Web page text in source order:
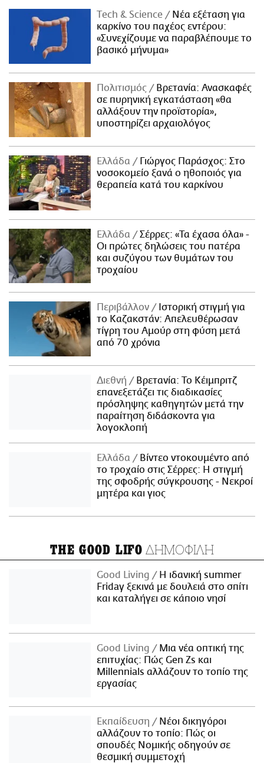
Τech & Science
Νέα εξέταση για
καρκίνο του παχέος εντέρου:
«Συνεχίζουμε να παραβλέπουμε το
βασικό μήνυμα»
Πολιτισμός
Βρετανία: Ανασκαφές
σε πυρηνική εγκατάσταση «θα
αλλάξουν την προϊστορία»,
υποστηρίζει αρχαιολόγος
Ελλάδα
Γιώργος Παράσχος: Στο
νοσοκομείο ξανά ο ηθοποιός για
θεραπεία κατά του καρκίνου
Ελλάδα
Σέρρες: «Τα έχασα όλα» -
Οι πρώτες δηλώσεις του πατέρα
και συζύγου των θυμάτων του
τροχαίου
Περιβάλλον
Ιστορική στιγμή για
το Καζακστάν: Απελευθέρωσαν
τίγρη του Αμούρ στη φύση μετά
από 70 χρόνια
Διεθνή
Βρετανία: Το Κέιμπριτζ
επανεξετάζει τις διαδικασίες
πρόσληψης καθηγητών μετά την
παραίτηση διδάσκοντα για
λογοκλοπή
Ελλάδα
Βίντεο ντοκουμέντο από
το τροχαίο στις Σέρρες: Η στιγμή
της σφοδρής σύγκρουσης - Νεκροί
μητέρα και γιος
THE GOOD LIFO ΔΗΜΟΦΙΛΗ
Good Living
Η ιδανική summer
Friday ξεκινά με δουλειά στο σπίτι
και καταλήγει σε κάποιο νησί
Good Living
Μια νέα οπτική της
επιτυχίας: Πώς Gen Zs και
Millennials αλλάζουν το τοπίο της
εργασίας
Εκπαίδευση
Νέοι δικηγόροι
αλλάζουν το τοπίο: Πώς οι
σπουδές Νομικής οδηγούν σε
θεσμική συμμετοχή